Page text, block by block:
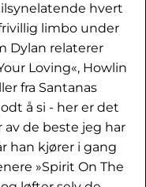
hvert
limbo under
Dylan relaterer
Loving«, Howlin
fra Santanas
å si - her er det
av de beste jeg har
han kjører i gang
»Spirit On The